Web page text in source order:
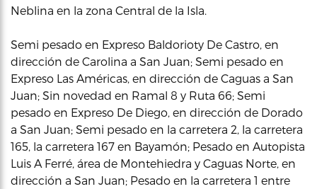
Neblina en la zona Central de la Isla.
Semi pesado en Expreso Baldorioty De Castro, en
dirección de Carolina a San Juan; Semi pesado en
Expreso Las Américas, en dirección de Caguas a San
Juan; Sin novedad en Ramal 8 y Ruta 66; Semi
pesado en Expreso De Diego, en dirección de Dorado
a San Juan; Semi pesado en la carretera 2, la carretera
165, la carretera 167 en Bayamón; Pesado en Autopista
Luis A Ferré, área de Montehiedra y Caguas Norte, en
dirección a San Juan; Pesado en la carretera 1 entre